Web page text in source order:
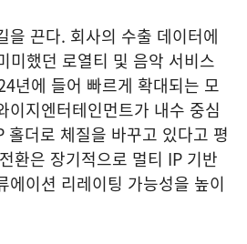
을 끈다. 회사의 수출 데이터에
미했던 로열티 및 음악 서비스
년에 들어 빠르게 확대되는 모
이지엔터테인먼트가 내수 중심
홀더로 체질을 바꾸고 있다고 평
환은 장기적으로 멀티 IP 기반
에이션 리레이팅 가능성을 높이